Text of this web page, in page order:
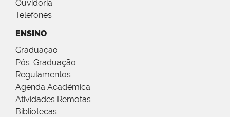
Ouvidoria
Telefones
ENSINO
Graduação
Pós-Graduação
Regulamentos
Agenda Acadêmica
Atividades Remotas
Bibliotecas